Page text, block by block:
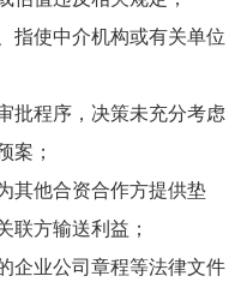
指使中介机构或有关单位
批程序，决策未充分考虑
案；
其他合资合作方提供垫
联方输送利益；
企业公司章程等法律文件